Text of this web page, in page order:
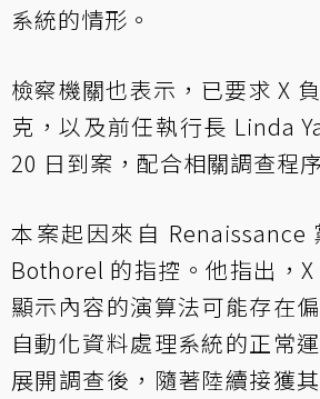
系統的情形。
檢察機關也表示，已要求 X
克，以及前任執行長 Linda
20 日到案，配合相關調查程
本案起因來自 Renaissance
Bothorel 的指控。他指出，
顯示內容的演算法可能存在
自動化資料處理系統的正常
展開調查後，隨著陸續接獲